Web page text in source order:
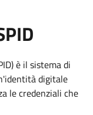
è il sistema di
digitale
le credenziali che